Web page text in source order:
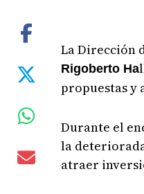
La Dirección
Rigoberto Ha
propuestas y
Durante el
la
atraer